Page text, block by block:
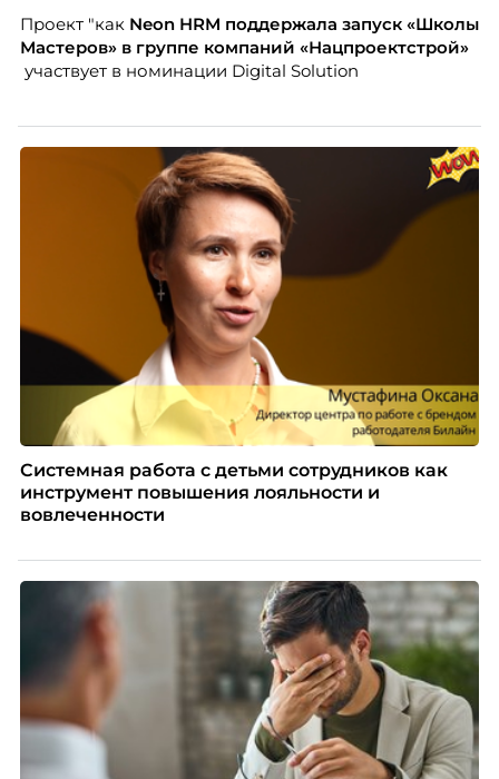
Проект "какNeon HRM поддержала запуск «Школы
Мастеров» в группе компаний «Нацпроектстрой»
участвует в номинации Digital Solution
Системная работа с детьми сотрудников как
инструмент повышения лояльности и
вовлеченности